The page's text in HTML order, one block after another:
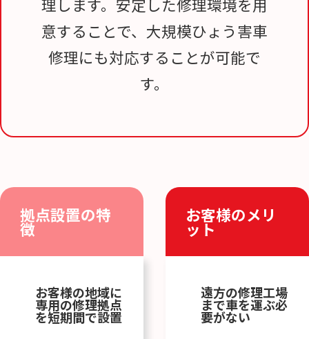
意することで、大規模ひょう害車
修理にも対応することが可能で
す。
拠点設置の特
徴
お客様の地域に
専用の修理拠点
を短期間で設置
お客様のメリ
ット
遠方の修理工場
まで車を運ぶ必
要がない